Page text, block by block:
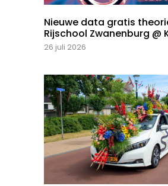
Nieuwe data gratis
Rijschool Zwanenburg @
26 juli 2026